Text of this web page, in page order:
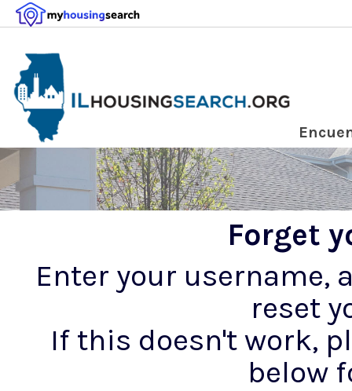
Forget
Enter your username,
reset
If this doesn't work,
below